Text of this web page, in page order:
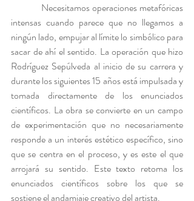
Necesitamos operaciones metafóricas
intensas cuando parece que no llegamos a
ningún lado, empujar al límite lo simbólico para
sacar de ahí el sentido. La operación que hizo
Rodríguez Sepúlveda al inicio de su carrera y
durante los siguientes 15 años está impulsada y
tomada directamente de los enunciados
científicos. La obra se convierte en un campo
de experimentación que no necesariamente
responde a un interés estético específico, sino
que se centra en el proceso, y es este el que
arrojará su sentido. Este texto retoma los
enunciados científicos sobre los que se
sostiene el andamiaje creativo del artista.